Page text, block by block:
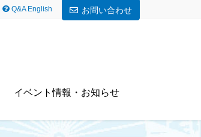
Q&A English お問い合わせ
イベント情報・お知らせ